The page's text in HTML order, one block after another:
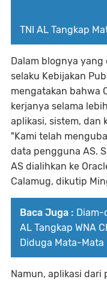
TNI AL Tangkap
Dalam blognya
selaku Kebijakan
mengatakan bahwa
kerjanya selama
aplikasi, sistem, dan
"Kami telah
data pengguna AS.
AS dialihkan ke
Calamug, dikutip
Baca Juga : Diam-
AL Tangkap WNA
Diduga Mata-Mata
Namun, aplikasi dari